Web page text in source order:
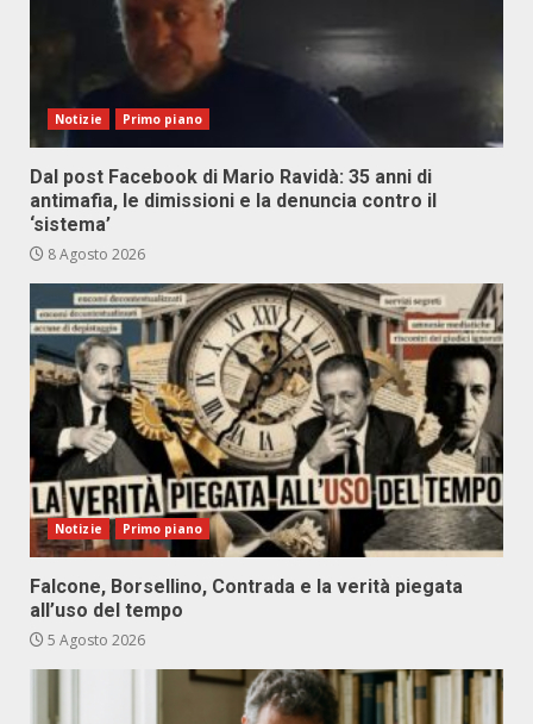
Notizie Primo piano
Dal post Facebook di Mario Ravidà: 35 anni di
antimafia, le dimissioni e la denuncia contro il
‘sistema’
8 Agosto 2026
Notizie Primo piano
Falcone, Borsellino, Contrada e la verità piegata
all’uso del tempo
5 Agosto 2026